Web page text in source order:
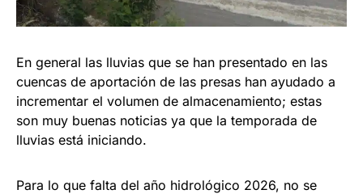
En general las lluvias que se han presentado en las
cuencas de aportación de las presas han ayudado a
incrementar el volumen de almacenamiento; estas
son muy buenas noticias ya que la temporada de
lluvias está iniciando.
Para lo que falta del año hidrológico 2026, no se